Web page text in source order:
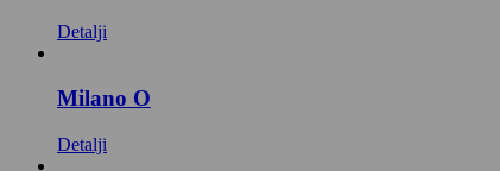
Detalji
Milano O
Detalji